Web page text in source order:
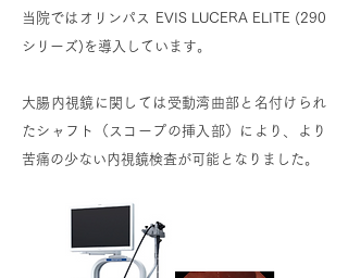
当院ではオリンパス EVIS LUCERA ELITE (290
シリーズ)を導入しています。
大腸内視鏡に関しては受動湾曲部と名付けられ
たシャフト（スコープの挿入部）により、より
苦痛の少ない内視鏡検査が可能となりました。